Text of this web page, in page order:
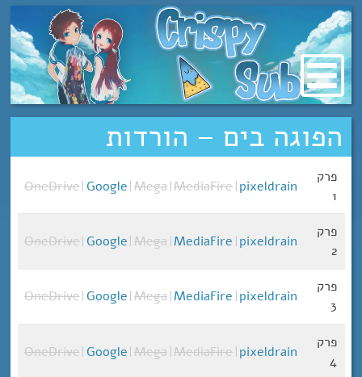
מעבר
לתוכן
הפוגה בים – הורדות
פרק
1
OneDrive| Google|Mega|MediaFire|pixeldrain
פרק
2
OneDrive| Google|Mega|MediaFire |pixeldrain
פרק
3
OneDrive| Google|Mega|MediaFire |pixeldrain
פרק
4
OneDrive| Google|Mega|MediaFire|pixeldrain